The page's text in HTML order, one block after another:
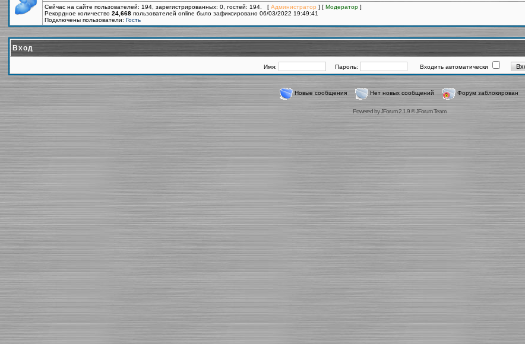
Сейчас на сайте пользователей: 194, зарегистрированных: 0, гостей: 194. [ Администратор ] [ Модератор ]
Рекордное количество 24,668 пользователей online было зафиксировано 06/03/2022 19:49:41
Подключены пользователи: Гость
Вход
Имя: Пароль: Входить автоматически
Новые сообщения Нет новых сообщений Форум заблокирован
Powered byJForum 2.1.9©JForum Team